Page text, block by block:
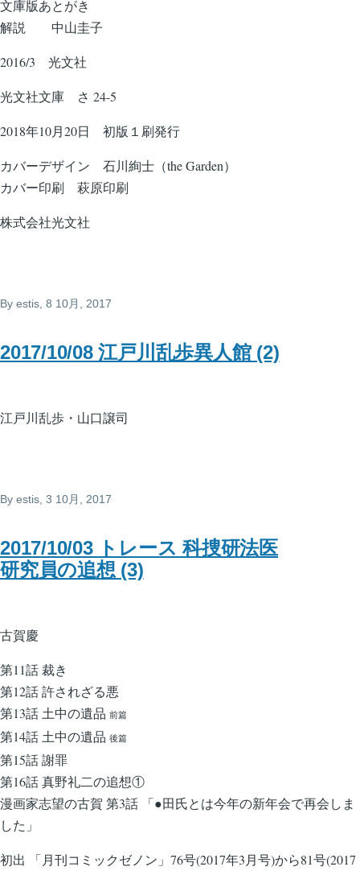
文庫版あとがき
解説 中山圭子
2016/3 光文社
光文社文庫 さ 24-5
2018年10月20日 初版１刷発行
カバーデザイン 石川絢士（the Garden）
カバー印刷 萩原印刷
株式会社光文社
By estis , 8 10月, 2017
2017/10/08 江戸川乱歩異人館 (2)
江戸川乱歩・山口譲司
By estis , 3 10月, 2017
2017/10/03 トレース 科捜研法医
研究員の追想 (3)
古賀慶
第11話 裁き
第12話 許されざる悪
第13話 土中の遺品 前篇
第14話 土中の遺品 後篇
第15話 謝罪
第16話 真野礼二の追想①
漫画家志望の古賀 第3話 「●田氏とは今年の新年会で再会しま
した」
初出 「月刊コミックゼノン」76号(2017年3月号)から81号(2017